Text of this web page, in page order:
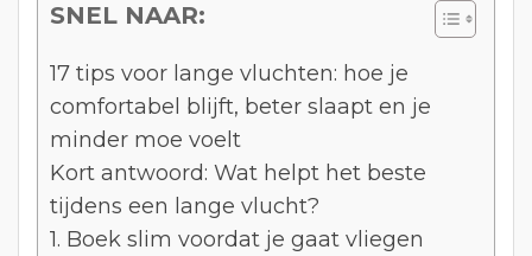
SNEL NAAR:
17 tips voor lange vluchten: hoe je
comfortabel blijft, beter slaapt en je
minder moe voelt
Kort antwoord: Wat helpt het beste
tijdens een lange vlucht?
1. Boek slim voordat je gaat vliegen